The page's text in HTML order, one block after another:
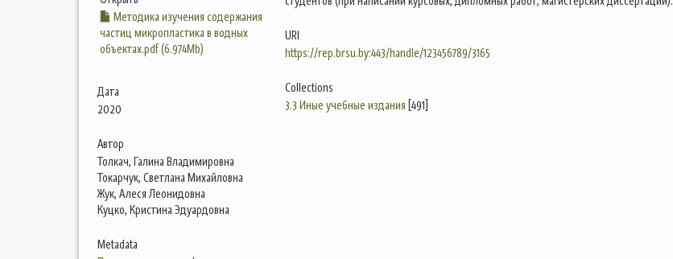
Методика изучения содержания
частиц микропластика в водных
объектах.pdf (6.974Mb)
Дата
2020
Автор
Толкач, Галина Владимировна
Токарчук, Светлана Михайловна
Жук, Алеся Леонидовна
Куцко, Кристина Эдуардовна
Metadata
URI
https://rep.brsu.by:443/handle/123456789/3165
Collections
3.3 Иные учебные издания [491]